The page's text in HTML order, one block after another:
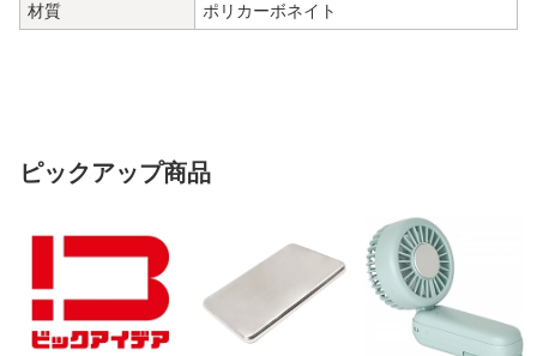
材質
ポリカーボネイト
ピックアップ商品